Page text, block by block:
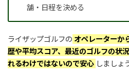
舗・日程を決める
ライザップゴルフの オペレーターか
歴や平均スコア、最近のゴルフの状
れるわけではないので安心 しましょ